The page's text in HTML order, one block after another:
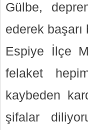
Gülbe,
ederek
Espiye İlçe
felaket
kaybeden
şifalar